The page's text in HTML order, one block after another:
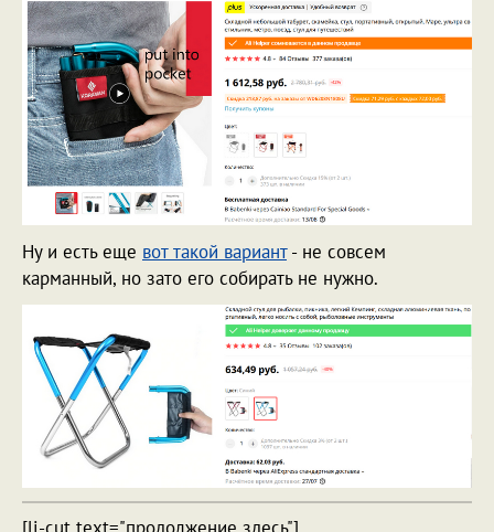
Ну и есть еще вот такой вариант- не совсем
карманный, но зато его собирать не нужно.